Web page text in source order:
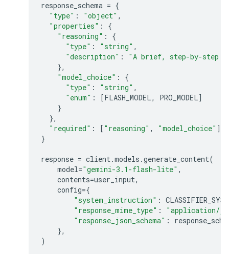
response_schema = {
"type" : "object" ,
"properties" :
{
"reasoning" :
{
"type" : "string" ,
"description" :
"A brief, step-by-step
},
"model_choice" :
{
"type" : "string" ,
"enum" : [FLASH_MODEL, PRO_MODEL]
}
},
"required" : [ "reasoning" , "model_choice" ]
}
response = client.models .generate_content(
model="gemini-3.1-flash-lite" ,
contents=user_input,
config={
"system_instruction" :
"response_mime_type" :
"application/
"response_json_schema" :
},
)